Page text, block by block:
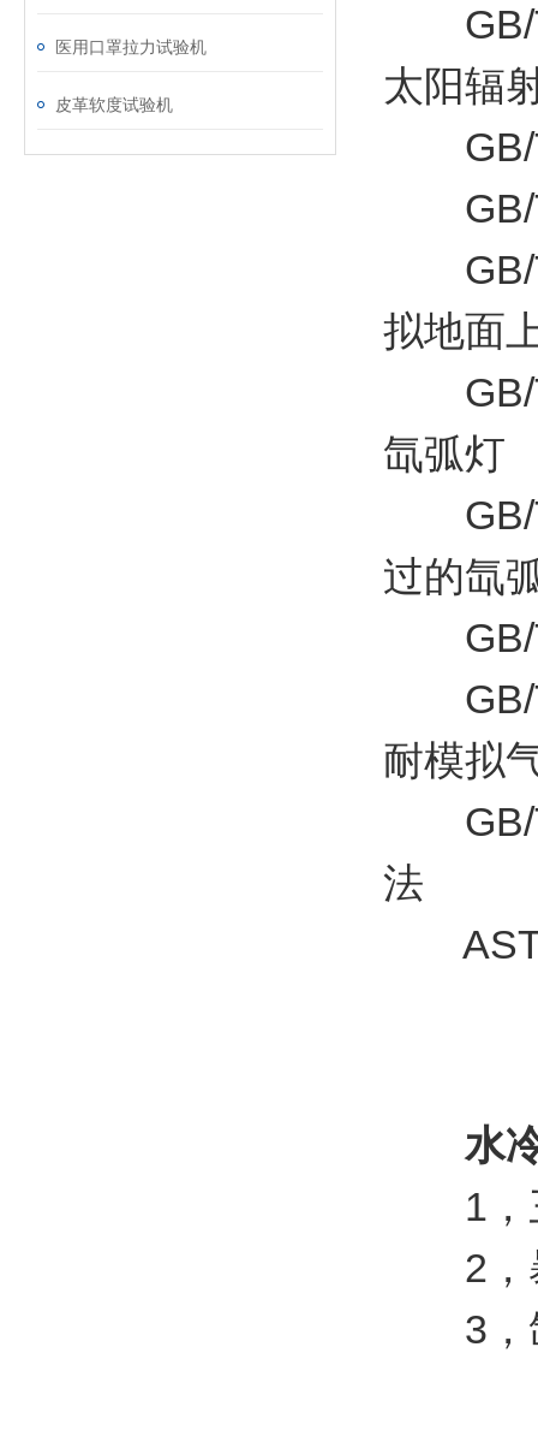
医用口罩拉力试验机
皮革软度试验机
GB/T
太阳辐
GB/T
GB/T
GB/T
拟地面
GB/T
氙弧灯
GB/T
过的氙
GB/T
GB/T
耐模拟
GB/T
法
ASTM
水
1，三
2，暴
3，氙